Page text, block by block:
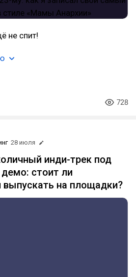
не спит!
728
28 июля
инди-трек под
демо: стоит ли
на площадки?